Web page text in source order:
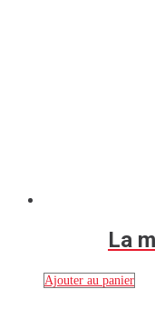
La
Ajouter au panier